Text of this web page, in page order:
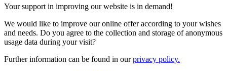
Your support in improving our website is in demand!
We would like to improve our online offer according to your wishes
and needs. Do you agree to the collection and storage of anonymous
usage data during your visit?
Further information can be found in ourprivacy policy.